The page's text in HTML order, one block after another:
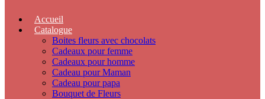
Accueil
Catalogue
Boites fleurs avec chocolats
Cadeaux pour femme
Cadeaux pour homme
Cadeau pour Maman
Cadeau pour papa
Bouquet de Fleurs